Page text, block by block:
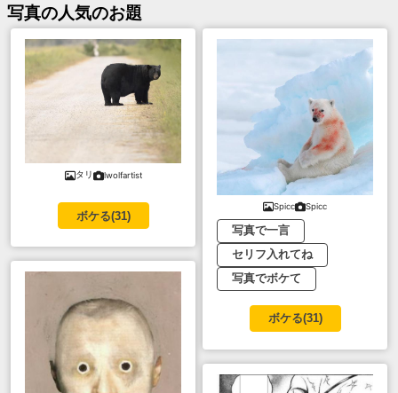
写真の人気のお題
タリ lwolfartist
ボケる(31)
Spicc Spicc
写真で一言
セリフ入れてね
写真でボケて
ボケる(31)